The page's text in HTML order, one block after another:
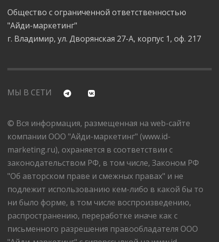
Общество с ограниченной ответственностью
"Айди-маркетинг"
г. Владимир, ул. Дворянская 27-А, корпус 1, оф. 217
МЫ В СЕТИ
© Вся информация, размещенная на web-сайте
компании ООО "Айди-маркетинг" (www.id-
marketing.ru), охраняется в соответствии с
законодательством РФ, в том числе, Законом РФ
"Об авторском праве и смежных правах" и не
подлежит использованию кем-либо в какой бы то
ни было форме, в том числе воспроизведению,
распространению, переработке иначе как с
письменного разрешения правообладателя ООО